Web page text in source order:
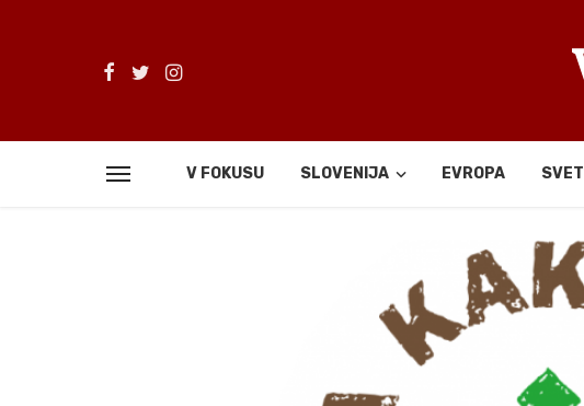
V FOKUSU SLOVENIJA EVROPA SVET